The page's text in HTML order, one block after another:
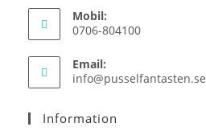
Mobil:
0706-804100
Email:
info@pusselfantasten.se
Information